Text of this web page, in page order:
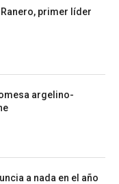
Ranero, primer líder
argelino-
a nada en el año